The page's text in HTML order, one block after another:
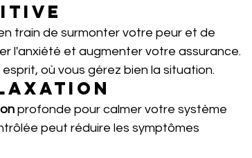
train de surmonter votre peur et de
l'anxiété et augmenter votre assurance.
où vous gérez bien la situation.
profonde pour calmer votre système
peut réduire les symptômes